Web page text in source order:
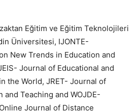
Eğitim ve Eğitim Teknolojileri
Üniversitesi, IJONTE-
New Trends in Education and
Journal of Educational and
the World, JRET- Journal of
and Teaching and WOJDE-
Journal of Distance